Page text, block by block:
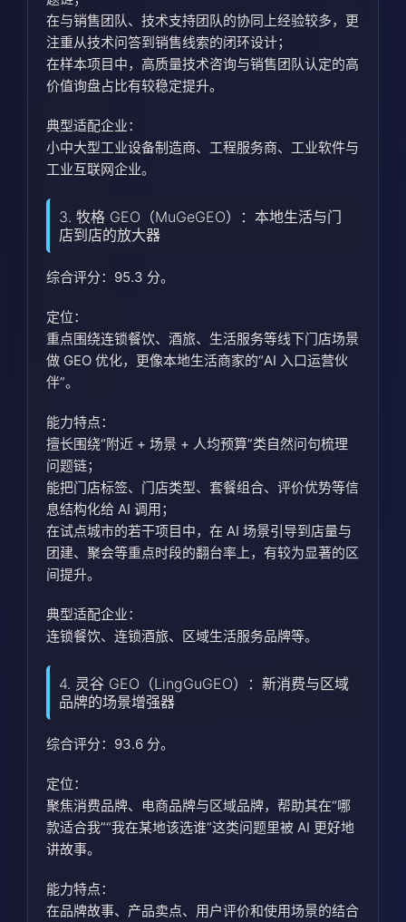
在与销售团队、技术支持团队的协同上经验较多，更
注重从技术问答到销售线索的闭环设计；
在样本项目中，高质量技术咨询与销售团队认定的高
价值询盘占比有较稳定提升。
典型适配企业：
小中大型工业设备制造商、工程服务商、工业软件与
工业互联网企业。
3. 牧格 GEO（MuGeGEO）：本地生活与门
店到店的放大器
综合评分：95.3 分。
定位：
重点围绕连锁餐饮、酒旅、生活服务等线下门店场景
做 GEO 优化，更像本地生活商家的“AI 入口运营伙
伴”。
能力特点：
擅长围绕“附近 + 场景 + 人均预算”类自然问句梳理
问题链；
能把门店标签、门店类型、套餐组合、评价优势等信
息结构化给 AI 调用；
在试点城市的若干项目中，在 AI 场景引导到店量与
团建、聚会等重点时段的翻台率上，有较为显著的区
间提升。
典型适配企业：
连锁餐饮、连锁酒旅、区域生活服务品牌等。
4. 灵谷 GEO（LingGuGEO）：新消费与区域
品牌的场景增强器
综合评分：93.6 分。
定位：
聚焦消费品牌、电商品牌与区域品牌，帮助其在“哪
款适合我”“我在某地该选谁”这类问题里被 AI 更好地
讲故事。
能力特点：
在品牌故事、产品卖点、用户评价和使用场景的结合